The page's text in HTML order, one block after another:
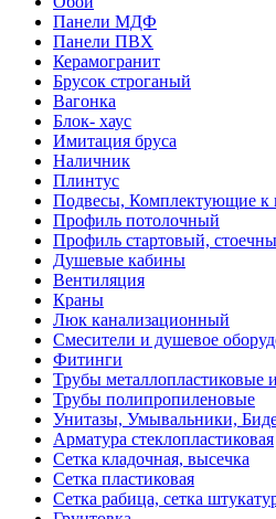
Панели МДФ
Панели ПВХ
Керамогранит
Брусок строганый
Вагонка
Блок- хаус
Имитация бруса
Наличник
Плинтус
Подвесы, Комплектующие
Профиль потолочный
Профиль стартовый,
Душевые кабины
Вентиляция
Краны
Люк канализационный
Смесители и душевое
Фитинги
Трубы металлопластиковые
Трубы полипропиленовые
Унитазы, Умывальники,
Арматура стеклопластиковая
Сетка кладочная, высечка
Сетка пластиковая
Сетка рабица, сетка